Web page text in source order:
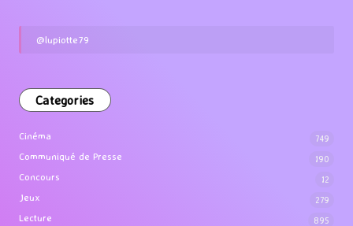
@lupiotte79
Categories
Cinéma 749
Communiqué de Presse 190
Concours 12
Jeux 279
Lecture 895